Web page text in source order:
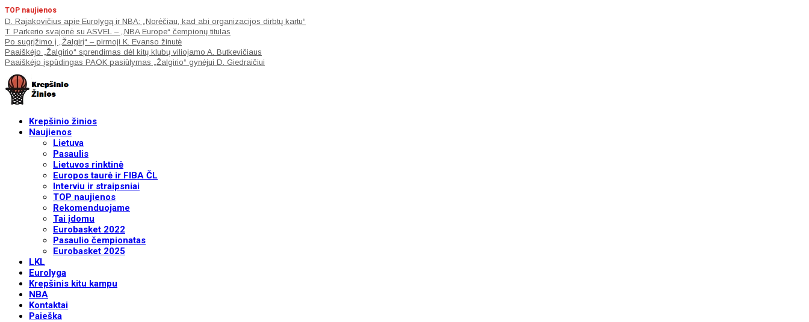
TOP naujienos
D. Rajakovičius apie Eurolygą ir NBA: „Norėčiau, kad abi organizacijos dirbtų kartu“
T. Parkerio svajonė su ASVEL – „NBA Europe“ čempionų titulas
Po sugrįžimo į „Žalgirį“ – pirmoji K. Evanso žinutė
Paaiškėjo „Žalgirio“ sprendimas dėl kitų klubų viliojamo A. Butkevičiaus
Paaiškėjo įspūdingas PAOK pasiūlymas „Žalgirio“ gynėjui D. Giedraičiui
Krepšinio žinios
Naujienos
Lietuva
Pasaulis
Lietuvos rinktinė
Europos taurė ir FIBA ČL
Interviu ir straipsniai
TOP naujienos
Rekomenduojame
Tai įdomu
Eurobasket 2022
Pasaulio čempionatas
Eurobasket 2025
LKL
Eurolyga
Krepšinis kitu kampu
NBA
Kontaktai
Paieška